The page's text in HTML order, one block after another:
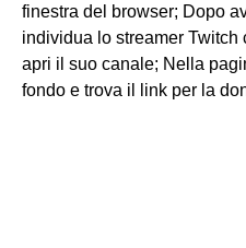
finestra del browser; Dopo
individua lo streamer
apri il suo canale; Nella
fondo e trova il link per la